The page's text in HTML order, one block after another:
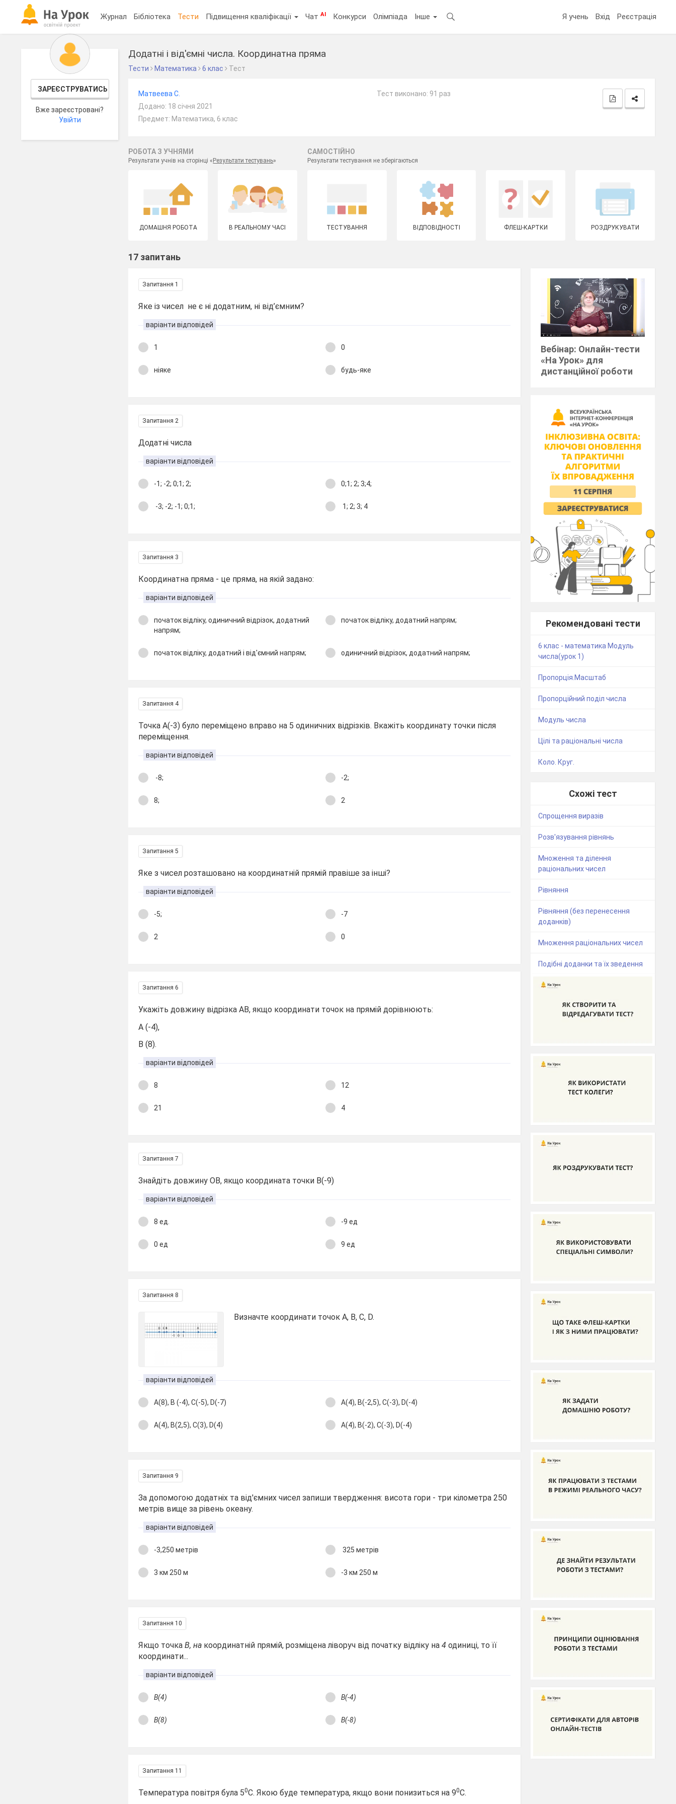
Журнал Бібліотека Тести Підвищення кваліфікації ЧатAI Конкурси Олімпіада Інше Я учень Вхід Реєстрація
ЗАРЕЄСТРУВАТИСЬ
Вже зареєстровані?
Увійти
Додатні і від'ємні числа. Координатна пряма
Тести Математика 6 клас Тест
Матвеева С.
Додано: 18 січня 2021
Предмет: Математика, 6 клас
Тест виконано: 91 раз
РОБОТА З УЧНЯМИ
Результати учнів на сторінці « Результати тестувань»
САМОСТІЙНО
Результати тестування не зберігаються
ДОМАШНЯ РОБОТА В РЕАЛЬНОМУ ЧАСІ ТЕСТУВАННЯ ВІДПОВІДНОСТІ ФЛЕШ-КАРТКИ РОЗДРУКУВАТИ
17 запитань
Запитання 1
Яке із чисел не є ні додатним, ні від’ємним?
варіанти відповідей
1 0
ніяке будь-яке
Запитання 2
Додатні числа
варіанти відповідей
-1; -2; 0;1; 2; 0;1; 2; 3;4;
-3; -2; -1; 0;1; 1; 2; 3; 4
Запитання 3
Координатна пряма - це пряма, на якій задано:
варіанти відповідей
початок відліку, одиничний відрізок, додатний
напрям;
початок відліку, додатний напрям;
початок відліку, додатний і від'ємний напрям; одиничний відрізок, додатний напрям;
Запитання 4
Точка A(-3) було переміщено вправо на 5 одиничних відрізків. Вкажіть координату точки після
переміщення.
варіанти відповідей
-8; -2;
8; 2
Запитання 5
Яке з чисел розташовано на координатній прямій правіше за інші?
варіанти відповідей
-5; -7
2 0
Запитання 6
Укажіть довжину відрізка АВ, якщо координати точок на прямій дорівнюють:
А (-4),
В (8).
варіанти відповідей
8 12
21 4
Запитання 7
Знайдіть довжину ОВ, якщо координата точки В(-9)
варіанти відповідей
8 ед. -9 ед
0 ед 9 ед
Запитання 8
Визначте координати точок А, В, С, D.
варіанти відповідей
А(8), В (-4), С(-5), D(-7) А(4), В(-2,5), С(-3), D(-4)
А(4), В(2,5), С(3), D(4) А(4), В(-2), С(-3), D(-4)
Запитання 9
За допомогою додатніх та від'ємних чисел запиши твердження: висота гори - три кілометра 250
метрів вище за рівень океану.
варіанти відповідей
-3,250 метрів 325 метрів
3 км 250 м -3 км 250 м
Запитання 10
Якщо точкаВ, на координатній прямій,розміщена ліворуч від початку відліку на4 одиниці, то її
координати...
варіанти відповідей
В(4) В(-4)
В(8) В(-8)
Запитання 11
Температура повітря була 50С. Якою буде температура, якщо вони понизиться на 90С.
Вебінар: Онлайн-тести
«На Урок» для
дистанційної роботи
Рекомендовані тести
6 клас - математика Модуль
числа(урок 1)
Пропорція.Масштаб
Пропорційний поділ числа
Модуль числа
Цілі та раціональні числа
Коло. Круг.
Схожі тест
Спрощення виразів
Розв'язування рівнянь
Множення та ділення
раціональних чисел
Рівняння
Рівняння (без перенесення
доданків)
Множення раціональних чисел
Подібні доданки та їх зведення